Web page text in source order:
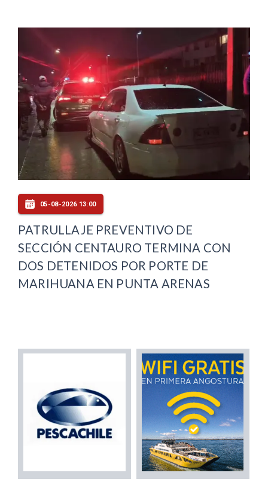
05-08-2026 13:00
PATRULLAJE PREVENTIVO DE
SECCIÓN CENTAURO TERMINA CON
DOS DETENIDOS POR PORTE DE
MARIHUANA EN PUNTA ARENAS